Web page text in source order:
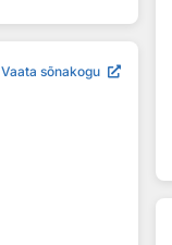
Vaata sõnakogu